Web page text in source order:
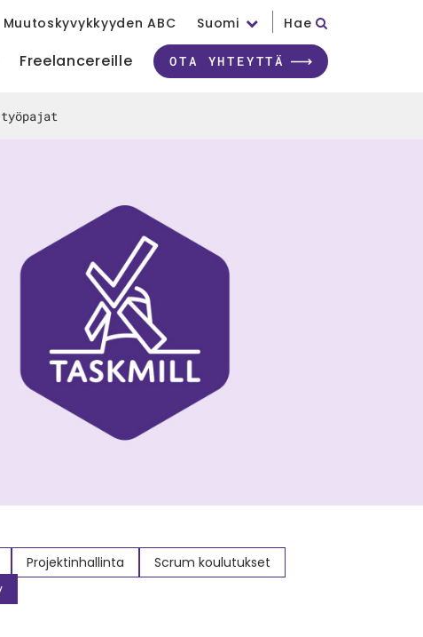
Muutoskyvykkyyden ABC Suomi Hae
Freelancereille OTA YHTEYTTÄ
Projektinhallinta
Scrum koulutukset